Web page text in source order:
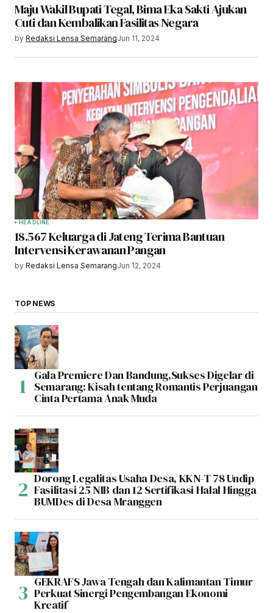
Maju Wakil Bupati Tegal, Bima Eka Sakti Ajukan
Cuti dan Kembalikan Fasilitas Negara
by Redaksi Lensa SemarangJun 11, 2024
HEADLINE
18.567 Keluarga di Jateng Terima Bantuan
Intervensi Kerawanan Pangan
by Redaksi Lensa SemarangJun 12, 2024
TOP NEWS
Gala Premiere Dan Bandung,Sukses Digelar di
Semarang: Kisah tentang Romantis Perjuangan
Cinta Pertama Anak Muda
Dorong Legalitas Usaha Desa, KKN-T 78 Undip
Fasilitasi 25 NIB dan 12 Sertifikasi Halal Hingga
BUMDes di Desa Mranggen
GEKRAFS Jawa Tengah dan Kalimantan Timur
Perkuat Sinergi Pengembangan Ekonomi
Kreatif